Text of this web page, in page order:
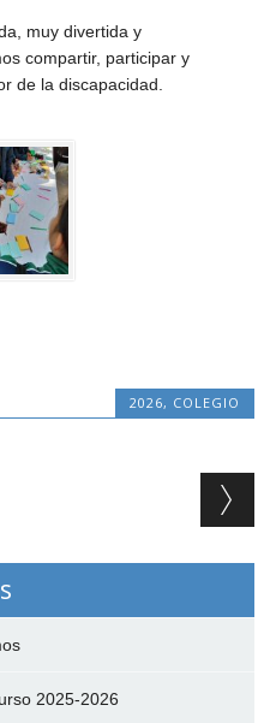
muy divertida y
compartir, participar y
de la discapacidad.
2026, COLEGIO
2025-2026